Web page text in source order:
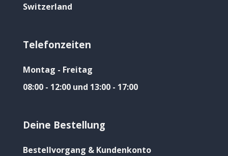
Switzerland
Telefonzeiten
Montag - Freitag
08:00 - 12:00 und 13:00 - 17:00
Deine Bestellung
Bestellvorgang & Kundenkonto